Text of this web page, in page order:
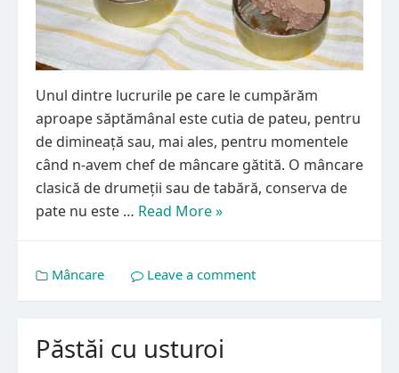
Unul dintre lucrurile pe care le cumpărăm
aproape săptămânal este cutia de pateu, pentru
de dimineață sau, mai ales, pentru momentele
când n-avem chef de mâncare gătită. O mâncare
clasică de drumeții sau de tabără, conserva de
pate nu este … Read More »
Mâncare Leave a comment
Păstăi cu usturoi